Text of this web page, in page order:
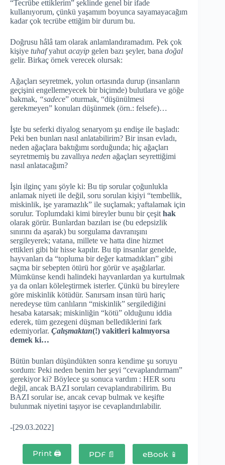
“Tecrübe ettiklerim” şeklinde genel bir ifade
kullanıyorum, çünkü yaşamım boyunca sayamayacağım
kadar çok tecrübe ettiğim bir durum bu.
Doğrusu hâlâ tam olarak anlamlandıramadım. Pek çok
kişiye tuhafyahut acayip gelen bazı şeyler, bana doğal
gelir. Birkaç örnek verecek olursak:
Ağaçları seyretmek, yolun ortasında durup (insanların
geçişini engellemeyecek bir biçimde) bulutlara ve göğe
bakmak, “sadece” oturmak, “düşünülmesi
gerekmeyen” konuları düşünmek (örn.: felsefe)…
İşte bu seferki diyalog senaryom şu endişe ile başladı:
Peki ben bunları nasıl anlatabilirim? Bir insan evladı,
neden ağaçlara baktığımı sorduğunda; hiç ağaçları
seyretmemiş bu zavallıya neden ağaçları seyrettiğimi
nasıl anlatacağım?
İşin ilginç yanı şöyle ki: Bu tip sorular çoğunlukla
anlamak niyeti ile değil, soru sorulan kişiyi “tembellik,
miskinlik, işe yaramazlık” ile suçlamak; yaftalamak için
sorulur. Toplumdaki kimi bireyler bunu bir çeşit hak
olarak görür. Bunlardan bazıları ise (bu edepsizlik
sınırını da aşarak) bu sorgulama davranışını
sergileyerek; vatana, millete ve hatta dine hizmet
ettikleri gibi bir hisse kapılır. Bu tip insanlar genelde,
hayvanları da “topluma bir değer katmadıkları” gibi
saçma bir sebepten ötürü hor görür ve aşağılarlar.
Mümkünse kendi halindeki hayvanlardan ya kurtulmak
ya da onları köleleştirmek isterler. Çünkü bu bireylere
göre miskinlik kötüdür. Sanırsam insan türü hariç
neredeyse tüm canlıların “miskinlik” sergilediğini
hesaba katarsak; miskinliğin “kötü” olduğunu iddia
ederek, tüm gezegeni düşman bellediklerini fark
edemiyorlar. Çalışmaktan(!) vakitleri kalmıyorsa
demek ki…
Bütün bunları düşündükten sonra kendime şu soruyu
sordum: Peki neden benim her şeyi “cevaplandırmam”
gerekiyor ki? Böylece şu sonuca vardım : HER soru
değil, ancak BAZI soruları cevaplandırabilirim. Bu
BAZI sorular ise, ancak cevap bulmak ve keşifte
bulunmak niyetini taşıyor ise cevaplandırılabilir.
-[29.03.2022]
Print 🖨 PDF 📄 eBook 📱